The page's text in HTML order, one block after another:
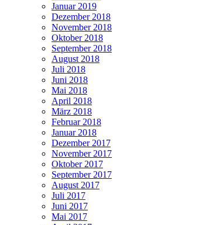
Januar 2019
Dezember 2018
November 2018
Oktober 2018
September 2018
August 2018
Juli 2018
Juni 2018
Mai 2018
April 2018
März 2018
Februar 2018
Januar 2018
Dezember 2017
November 2017
Oktober 2017
September 2017
August 2017
Juli 2017
Juni 2017
Mai 2017